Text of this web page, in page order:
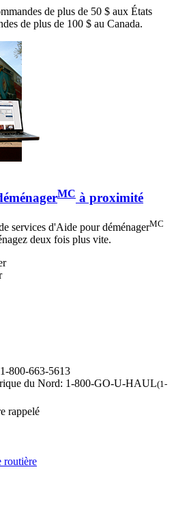
de plus de 50 $ aux États
de plus de 100 $ au Canada.
MC à proximité
services d'Aide pour déménagerMC
deux fois plus vite.
800-663-5613
du Nord: 1-800-GO-U-HAUL(1-
rappelé
routière